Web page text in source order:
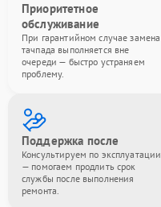
Приоритетное
обслуживание
При гарантийном случае замена
тачпада выполняется вне
очереди — быстро устраняем
проблему.
Поддержка после
Консультируем по эксплуатации
— помогаем продлить срок
службы после выполнения
ремонта.